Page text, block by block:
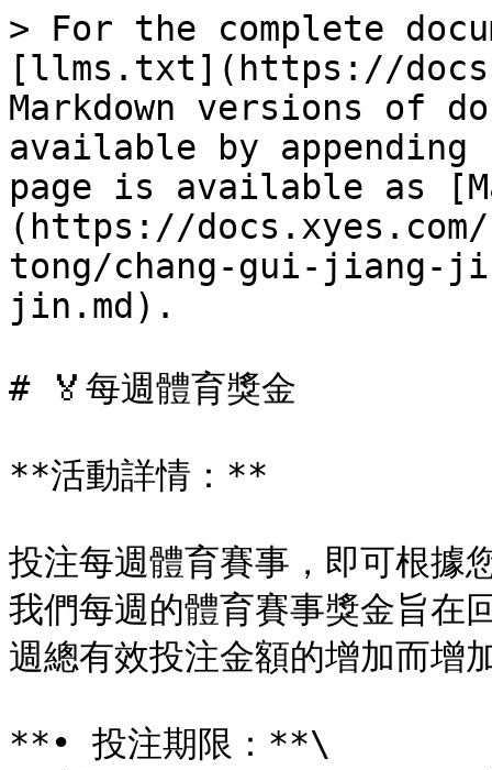
> For the complete
[llms.txt](https://
Markdown versions of
available by
page is available as
(https://
tong/chang-gui-jiang-
jin.md).
# 🏅每週體育獎金
**活動詳情：**
投注每週體育賽事，即可根據
我們每週的體育賽事獎金旨在
週總有效投注金額的增加而增
**• 投注期限：**\